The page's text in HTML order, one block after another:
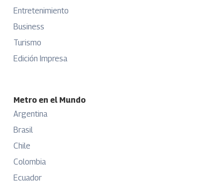
Entretenimiento
Business
Turismo
Edición Impresa
Metro en el Mundo
Argentina
Brasil
Chile
Colombia
Ecuador